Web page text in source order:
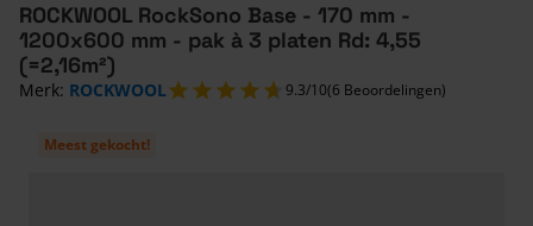
Meest gekocht!
ROCKWOOL RockSono Base - 170 mm -
1200x600 mm - pak à 3 platen Rd: 4,55
(=2,16m²)
Merk: ROCKWOOL 9.3/10(6 Beoordelingen)